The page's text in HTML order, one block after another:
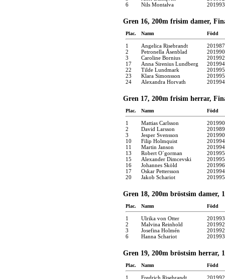
6
Nils Montalva 201993
Gren 16, 200m frisim damer,
Plac. Namn Född
1 Angelica Risebrandt
201987
2
Petronella Åsenblad
201990
3
Caroline Bornius
201992
17
Anna Sirenius Lundberg
201994
22
Tilde Lundmark
201995
23
Klara Simonsson
201995
24
Alexandra Horvath 201994
Gren 17, 200m frisim herrar,
Plac. Namn Född
1 Mattias Carlsson
201990
2
David Larsson
201989
3
Jesper Svensson
201990
10
Filip Holmquist
201994
11
Martin Janson
201994
13
Robert O´gorman
201995
15
Alexander Dimcevski
201995
16
Johannes Sköld
201996
17
Oskar Pettersson
201994
20
Jakob Schariot 201995
Gren 18, 200m bröstsim damer,
Plac. Namn Född
1 Ulrika von Otter
201993
2
Malvina Reinhold
201992
3
Josefina Holmén
201992
6
Hanna Schariot 201993
Gren 19, 200m bröstsim herrar,
Plac. Namn Född
1 Fredrich Risebrandt 201992